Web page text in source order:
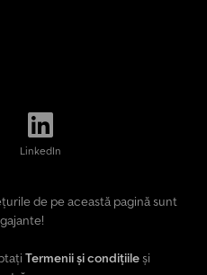
LinkedIn
de pe această pagină sunt
Termenii și condițiileși